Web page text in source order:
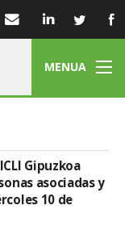
MENUA
Gipuzkoa
asociadas y
10 de